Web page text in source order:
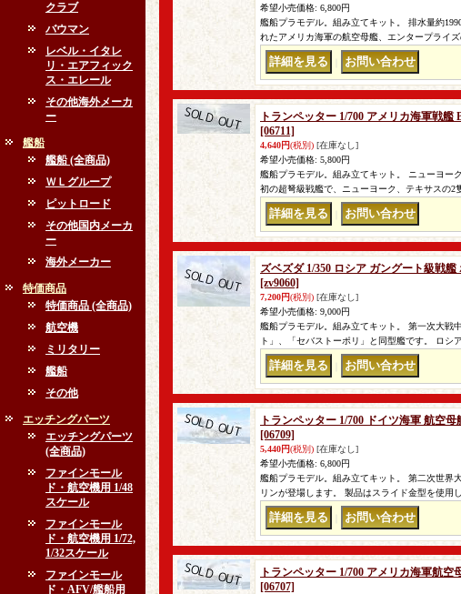
クラブ
バウマン
レベル・イタレ
リ・エアフィック
ス・エレール
その他海外メーカ
ー
艦船
艦船 (全商品)
ＷＬグループ
ピットロード
その他国内メーカ
ー
海外メーカー
特価商品
特価商品 (全商品)
航空機
ミリタリー
艦船
その他
エッチングパーツ
エッチングパーツ
(全商品)
ファインモール
ド・航空機用 1/48
スケール
ファインモール
ド・航空機用 1/72,
1/32スケール
ファインモール
ド・AFV/艦船用
希望小売価格: 6,800円
艦船プラモデル。組み立てキット。 排水量約
れたアメリカ海軍の航空母艦、エンタープライ
トランペッター 1/700 アメリカ海軍戦艦
[06711]
4,640円(税別) [在庫なし]
希望小売価格: 5,800円
艦船プラモデル。組み立てキット。 ニューヨー
初の超弩級戦艦で、ニューヨーク、テキサスの2
ズベズダ 1/350 ロシア ガングート級戦艦
[zv9060]
7,200円(税別) [在庫なし]
希望小売価格: 9,000円
艦船プラモデル。組み立てキット。 第一次大戦
ト」、「セバストーポリ」と同型艦です。 ロシ
トランペッター 1/700 ドイツ海軍 航空
[06709]
5,440円(税別) [在庫なし]
希望小売価格: 6,800円
艦船プラモデル。組み立てキット。 第二次世界
リンが登場します。 製品はスライド金型を使用
トランペッター 1/700 アメリカ海軍航空
[06707]